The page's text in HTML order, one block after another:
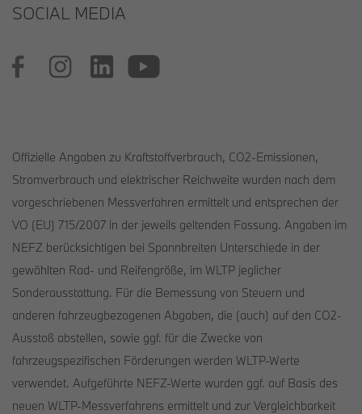
SOCIAL MEDIA
Offizielle Angaben zu Kraftstoffverbrauch, CO2-Emissionen,
Stromverbrauch und elektrischer Reichweite wurden nach dem
vorgeschriebenen Messverfahren ermittelt und entsprechen der
VO (EU) 715/2007 in der jeweils geltenden Fassung. Angaben im
NEFZ berücksichtigen bei Spannbreiten Unterschiede in der
gewählten Rad- und Reifengröße, im WLTP jeglicher
Sonderausstattung. Für die Bemessung von Steuern und
anderen fahrzeugbezogenen Abgaben, die (auch) auf den CO2-
Ausstoß abstellen, sowie ggf. für die Zwecke von
fahrzeugspezifischen Förderungen werden WLTP-Werte
verwendet. Aufgeführte NEFZ-Werte wurden ggf. auf Basis des
neuen WLTP-Messverfahrens ermittelt und zur Vergleichbarkeit